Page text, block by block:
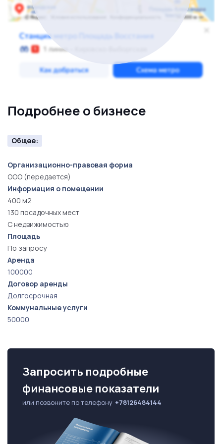
на новый уровень!
Подробнее о бизнесе
Общее:
Организационно-правовая форма
ООО (передается)
Информация о помещении
400 м2
130 посадочных мест
С недвижимостью
Площадь
По запросу
Аренда
100000
Договор аренды
Долгосрочная
Коммунальные услуги
50000
Запросить подробные
финансовые показатели
или позвоните по телефону +78126484144